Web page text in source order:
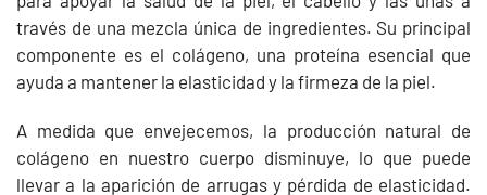
través de una mezcla única de ingredientes. Su principal
componente es el colágeno, una proteína esencial que
ayuda a mantener la elasticidad y la firmeza de la piel.
A medida que envejecemos, la producción natural de
colágeno en nuestro cuerpo disminuye, lo que puede
llevar a la aparición de arrugas y pérdida de elasticidad.